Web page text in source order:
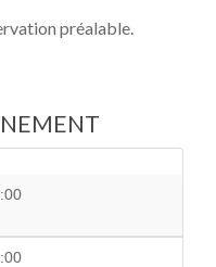
préalable.